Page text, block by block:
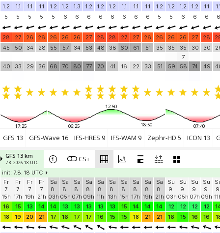
1.2 1.1 1.1 1.1 1.2 1.2 1.3 1.2 1.2 1.2 1.1 1.1 1.1 1.2 1.2 1.2 1.2 1.1
5
5 5 5 5 6 6 6 6 6 6 6 6 5 5 6 6 6 6
28 27 26 26 26 26 26 27 28 28 27 27 26 26 26 26 27 28
45
40
50
33
34
29
28
36
55
68
57
70
34
80
53
77
48
70
38
41
60
16
61
22
51
33
35
51
35
59
35
7
58
30
74
30
49
17:25
12:50
06:25 18:50 07:40
GFS 13 GFS-Wave 16 IFS-HRES 9 IFS-WAM 9 Zephr-HD 5 ICON 13
GFS 13 km
7.8. 2026 18 UTC CS+
init: 7.8. 18 UTC
Fr
7.
15h
Fr
7.
17h
Fr
7.
19h
Fr
7.
21h
Sa
8.
03h
Sa
8.
05h
Sa
8.
07h
Sa
8.
09h
Sa
8.
11h
Sa
8.
13h
Sa
8.
15h
Sa
8.
17h
Sa
8.
19h
Sa
8.
21h
Su
9.
03h
Su
9.
05h
Su
9.
07h
Su
9.
09h
16
15 13 14 14 13 13 13 13 13 15 14 14 14 12 12 12 12
18
19 20 21 17 16 17 17 16 15 15 18 21 21 16 15 16 16